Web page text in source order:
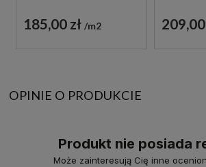
185,00 zł m2 209,00
OPINIE O PRODUKCIE
Produkt nie posiada
Może zainteresują Cię inne